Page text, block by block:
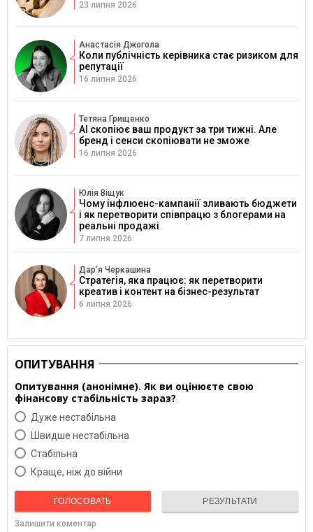
23 липня 2026
Анастасія Джогола
Коли публічність керівника стає ризиком для
репутації
16 липня 2026
Тетяна Грищенко
AI скопіює ваш продукт за три тижні. Але
бренд і сенси скопіювати не зможе
16 липня 2026
Юлія Віщук
Чому інфлюенс-кампанії зливають бюджети
і як перетворити співпрацю з блогерами на
реальні продажі
7 липня 2026
Дарʼя Черкашина
Стратегія, яка працює: як перетворити
креатив і контент на бізнес-результат
6 липня 2026
ОПИТУВАННЯ
Опитування (анонімне). Як ви оцінюєте свою
фінансову стабільність зараз?
Дуже нестабільна
Швидше нестабільна
Cтабільна
Краще, ніж до війни
ГОЛОСОВАТЬ РЕЗУЛЬТАТИ
Залишити коментар